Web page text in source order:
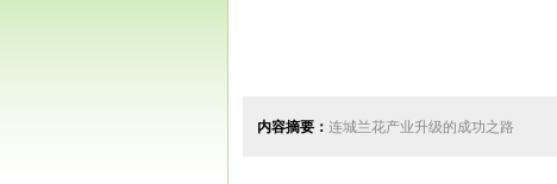
内容摘要： 连城兰花产业升级的成功之路